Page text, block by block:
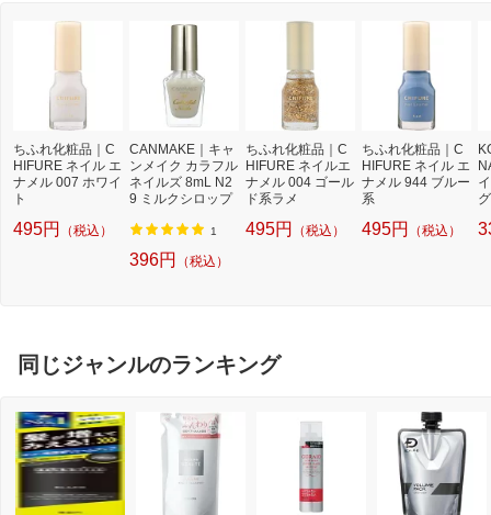
ちふれ化粧品｜C
HIFURE ネイル エ
ナメル 007 ホワイ
ト
495円 （税込）
CANMAKE｜キャ
ンメイク カラフル
ネイルズ 8mL N2
9 ミルクシロップ
1
396円 （税込）
ちふれ化粧品｜C
HIFURE ネイルエ
ナメル 004 ゴール
ド系ラメ
495円 （税込）
ちふれ化粧品｜C
HIFURE ネイル エ
ナメル 944 ブルー
系
495円 （税込）
同じジャンルのランキング